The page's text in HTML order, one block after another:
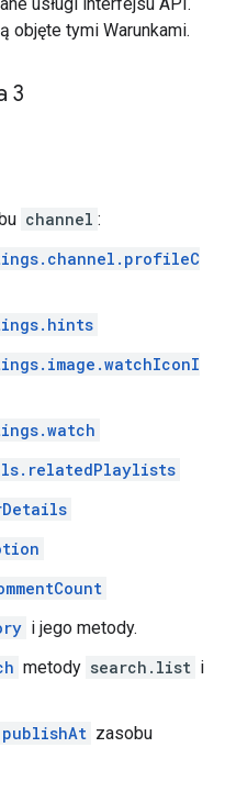
objęte tymi Warunkami.
3
channel :
i jego metody.
metody search.list i
zasobu